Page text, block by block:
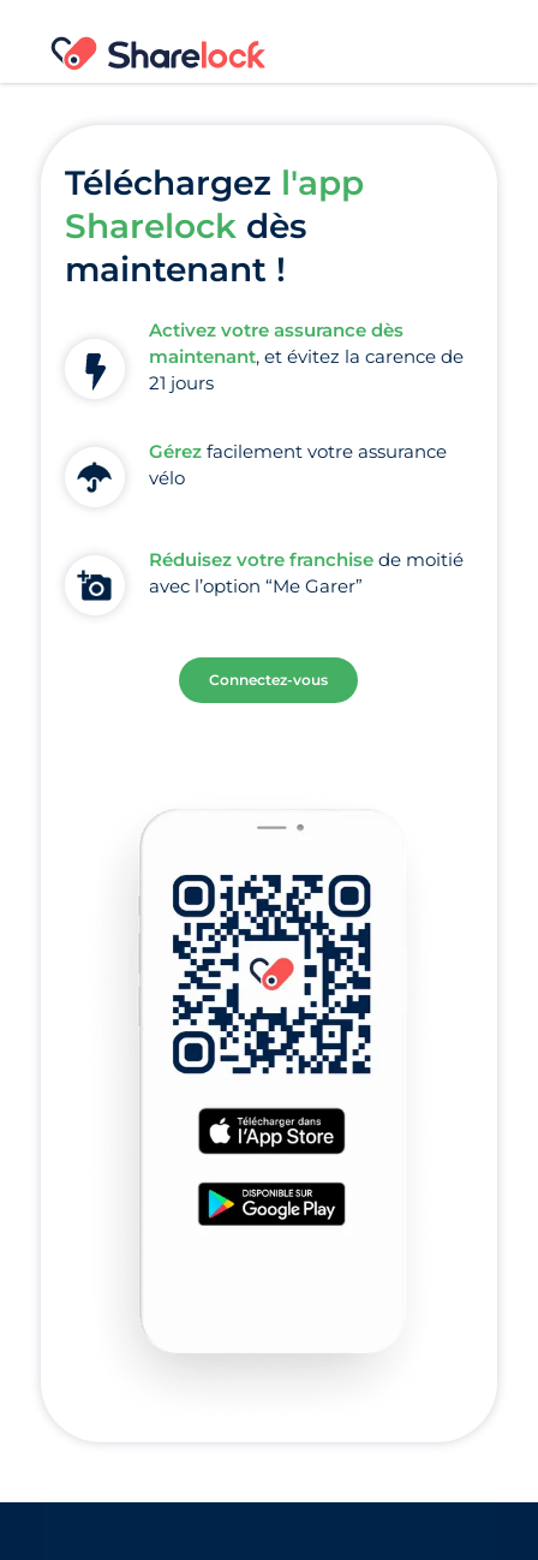
Téléchargez l'app
Sharelockdès
maintenant !
Activez votre assurance dès
maintenant, et évitez la carence de
21 jours
Gérezfacilement votre assurance
vélo
Réduisez votre franchise de moitié
avec l’option “Me Garer”
Connectez-vous